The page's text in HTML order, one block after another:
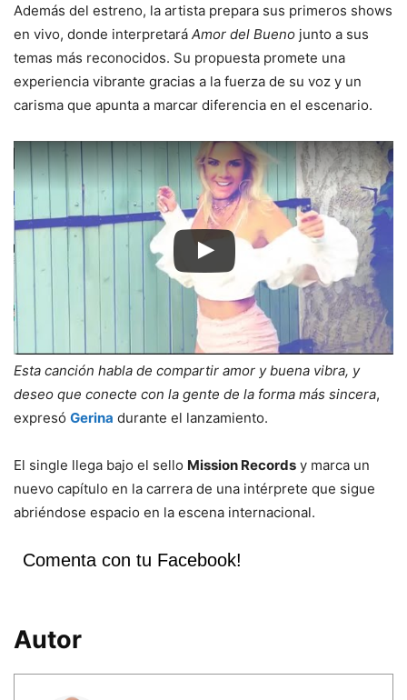
Además del estreno, la artista prepara sus primeros shows
en vivo, donde interpretará Amor del Bueno junto a sus
temas más reconocidos. Su propuesta promete una
experiencia vibrante gracias a la fuerza de su voz y un
carisma que apunta a marcar diferencia en el escenario.
Esta canción habla de compartir amor y buena vibra, y
deseo que conecte con la gente de la forma más sincera,
expresó Gerina durante el lanzamiento.
El single llega bajo el sello Mission Records y marca un
nuevo capítulo en la carrera de una intérprete que sigue
abriéndose espacio en la escena internacional.
Comenta con tu Facebook!
Autor